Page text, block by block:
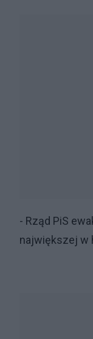
- Rząd PiS
największej w